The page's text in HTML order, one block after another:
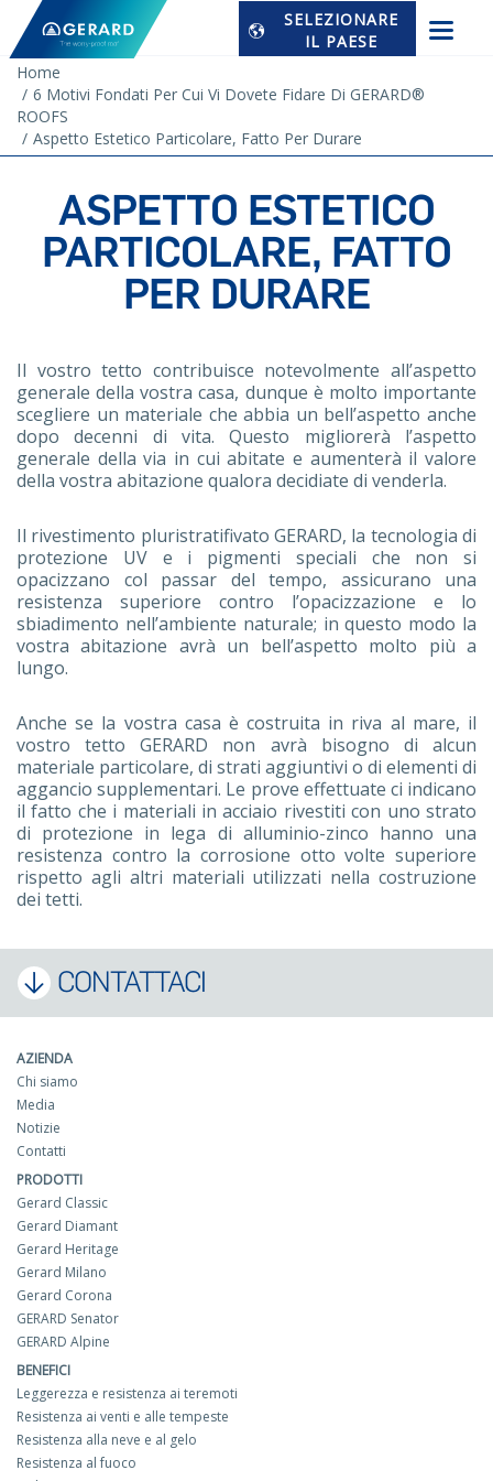
SELEZIONARE
IL PAESE
Home
6 Motivi Fondati Per Cui Vi Dovete Fidare Di GERARD®
ROOFS
Aspetto Estetico Particolare, Fatto Per Durare
ASPETTO ESTETICO
PARTICOLARE, FATTO
PER DURARE
Il vostro tetto contribuisce notevolmente all’aspetto
generale della vostra casa, dunque è molto importante
scegliere un materiale che abbia un bell’aspetto anche
dopo decenni di vita. Questo migliorerà l’aspetto
generale della via in cui abitate e aumenterà il valore
della vostra abitazione qualora decidiate di venderla.
Il rivestimento pluristratifivato GERARD, la tecnologia di
protezione UV e i pigmenti speciali che non si
opacizzano col passar del tempo, assicurano una
resistenza superiore contro l’opacizzazione e lo
sbiadimento nell’ambiente naturale; in questo modo la
vostra abitazione avrà un bell’aspetto molto più a
lungo.
Anche se la vostra casa è costruita in riva al mare, il
vostro tetto GERARD non avrà bisogno di alcun
materiale particolare, di strati aggiuntivi o di elementi di
aggancio supplementari. Le prove effettuate ci indicano
il fatto che i materiali in acciaio rivestiti con uno strato
di protezione in lega di alluminio-zinco hanno una
resistenza contro la corrosione otto volte superiore
rispetto agli altri materiali utilizzati nella costruzione
dei tetti.
CONTATTACI
AZIENDA
Chi siamo
Media
Notizie
Contatti
PRODOTTI
Gerard Classic
Gerard Diamant
Gerard Heritage
Gerard Milano
Gerard Corona
GERARD Senator
GERARD Alpine
BENEFICI
Leggerezza e resistenza ai teremoti
Resistenza ai venti e alle tempeste
Resistenza alla neve e al gelo
Resistenza al fuoco